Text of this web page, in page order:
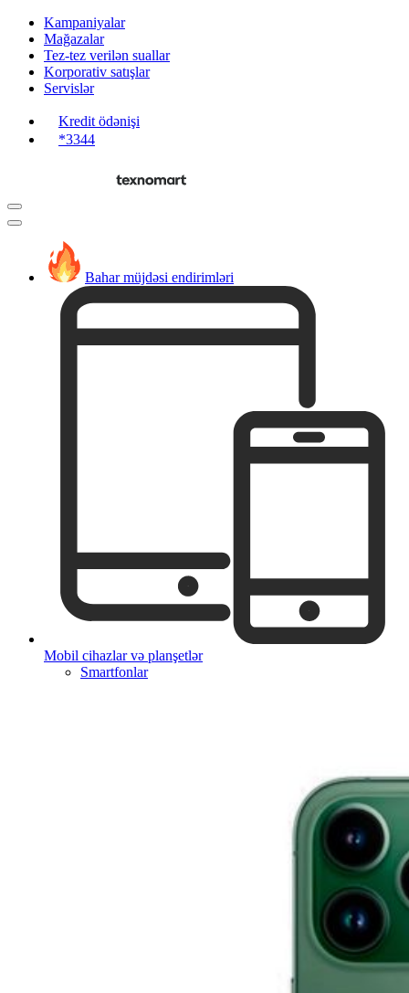
Kampaniyalar
Mağazalar
Tez-tez verilən suallar
Korporativ satışlar
Servislər
Kredit ödənişi
*3344
Bahar müjdəsi endirimləri
Mobil cihazlar və planşetlər
Smartfonlar